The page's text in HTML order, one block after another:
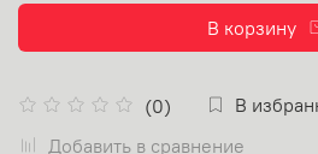
(0)
В
Добавить в сравнение
В корзину